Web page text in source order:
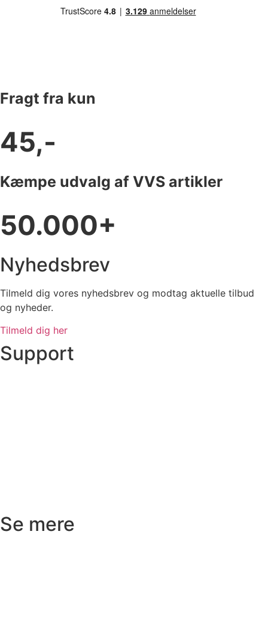
Fragt fra kun
45,-
Kæmpe udvalg af VVS artikler
50.000+
Nyhedsbrev
Tilmeld dig vores nyhedsbrev og modtag aktuelle tilbud
og nyheder.
Tilmeld dig her
Support
Se mere